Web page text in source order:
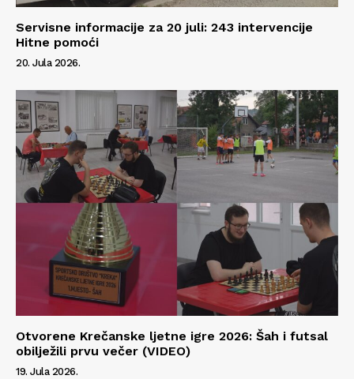
Servisne informacije za 20 juli: 243 intervencije
Hitne pomoći
20. Jula 2026.
Otvorene Krečanske ljetne igre 2026: Šah i futsal
obilježili prvu večer (VIDEO)
19. Jula 2026.